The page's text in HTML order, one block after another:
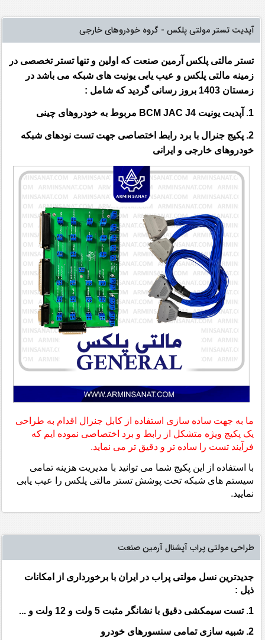
آپدیت تستر مولتی پلکس - گروه خودروهای خارجی
تستر مالتی پلکس آرمین صنعت که اولین و تنها تستر تخصصی در
زمینه مالتی پلکس و عیب یابی یونیت های شبکه می باشد در
زمستان 1403 بروز رسانی گردید که شامل :
1. آپدیت یونیت BCM JAC J4 مربوط به خودروهای چینی
2. پکیج جنرال با برد رابط اختصاصی جهت تست نودهای شبکه
خودروهای خارجی و ایرانی
ما به جهت ساده سازی استفاده از کابل جنرال اقدام به طراحی
یک پکیج ویژه متشکل از رابط و برد اختصاصی نموده ایم که
فرآیند تست را ساده تر و دقیق تر می نماید.
با استفاده از این پکیج شما می توانید با مدیریت هزینه تمامی
سیستم های شبکه تحت پوشش تستر مالتی پلکس را عیب یابی
نمایید.
طراحی مولتی پراب آپشنال آرمین صنعت
جدیدترین نسل مولتی پراب در ایران با برخورداری از امکانات
ذیل :
1. تست سیمکشی دقیق با نشانگر مثبت 5 ولت و 12 ولت و ...
2. شبیه سازی تمامی سنسورهای خودرو